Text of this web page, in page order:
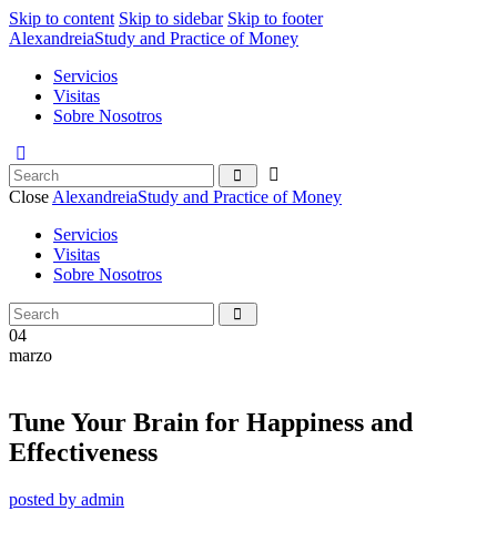
Skip to content Skip to sidebar Skip to footer
AlexandreiaStudy and Practice of Money
Servicios
Visitas
Sobre Nosotros
Close AlexandreiaStudy and Practice of Money
Servicios
Visitas
Sobre Nosotros
04
marzo
Tune Your Brain for Happiness and
Effectiveness
posted by admin